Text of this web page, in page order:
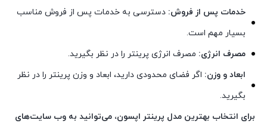
خدمات پس از فروش: دسترسی به خدمات پس از فروش مناسب
بسیار مهم است.
مصرف انرژی: مصرف انرژی پرینتر را در نظر بگیرید.
ابعاد و وزن: اگر فضای محدودی دارید، ابعاد و وزن پرینتر را در نظر
بگیرید.
برای انتخاب بهترین مدل پرینتر اپسون، می‌توانید به وب سایت‌های